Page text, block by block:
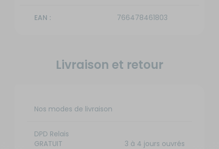
EAN : 766478461803
Livraison et retour
Nos modes de livraison
DPD Relais
GRATUIT
3 à 4 jours ouvrés